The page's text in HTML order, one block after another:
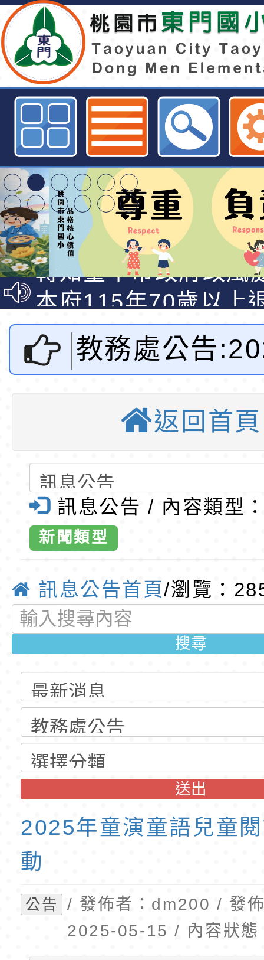
2025年童演童語兒童閱讀推廣活
小全球資訊網
特殊教育學生及幼兒
明手冊(修訂版)與學
說明影片
轉知臺中市政府政風
光城市手牽手，綠能
走」動畫影片
本府115年70歲以上
員健康講座「吃得安
心」，請退休同仁踴
清華光罩教學專業論
動時代中的好老師：
教師韌性
轉環境部「淨零綠領
程」
轉農業部桃園區農業
「115年食農教育專
訓練課程」，歡迎已
育專業人員資格者報
錄取公告-桃園市桃
民小學115學年度「
理人員」甄選
東門國小115學年度
梯特教代課教師甄選
公告(尚有缺額)
錄取公告-桃園市桃
民小學115學年度「
班教師助理員」甄選
東門國小115學年度
梯特教代理教師甄選
公告(尚有缺額)
特殊教育學生及幼兒
明手冊(修訂版)與學
說明影片
轉知臺中市政府政風
光城市手牽手，綠能
走」動畫影片
本府115年70歲以上
員健康講座「吃得安
心」，請退休同仁踴
清華光罩教學專業論
動時代中的好老師：
教師韌性
轉環境部「淨零綠領
程」
轉農業部桃園區農業
「115年食農教育專
訓練課程」，歡迎已
育專業人員資格者報
錄取公告-桃園市桃
民小學115學年度「
理人員」甄選
東門國小115學年度
梯特教代課教師甄選
公告(尚有缺額)
錄取公告-桃園市桃
民小學115學年度「
班教師助理員」甄選
東門國小115學年度
梯特教代理教師甄選
公告(尚有缺額)
教務處公告
演童語兒童
活動-桃園市
全球資訊網-
返回首頁
訊息公告 / 內容類型
新聞類型
訊息公告首頁/瀏覽：
搜尋
送出
2025年童演童語兒童
動
公告
/ 發佈者：dm200 / 發
2025-05-15 / 內容狀態